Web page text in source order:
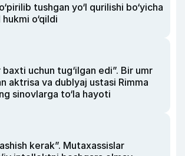
tushgan yo‘l qurilishi bo‘yicha
o‘qildi
baxti uchun tug‘ilgan edi”. Bir umr
aktrisa va dublyaj ustasi Rimma
sinovlarga to‘la hayoti
kerak”. Mutaxassislar